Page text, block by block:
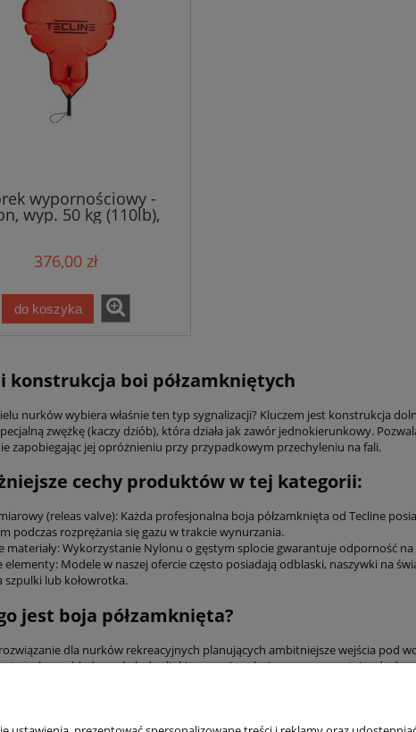
wypornościowy -
wyp. 50 kg (110lb),
pomarańczowy
376,00 zł
do koszyka
konstrukcja boi półzamkniętych
nurków wybiera właśnie ten typ sygnalizacji? Kluczem jest konstrukcja
zwężkę (kaczy dziób), która działa jak zawór jednokierunkowy.
zapobiegając jej opróżnieniu przy przypadkowym przechyleniu na fali.
cechy produktów w tej kategorii:
(releas valve): Każda profesjonalna boja półzamknięta od Tecline
podczas rozprężania się gazu w trakcie wynurzania.
materiały: Wykorzystanie Nylonu o gęstym splocie gwarantuje odporność
elementy: Modele w naszej ofercie często posiadają odblaski, naszywki na
szpulki lub kołowrotka.
jest boja półzamknięta?
dla nurków rekreacyjnych planujących ambitniejsze wejścia pod
ta wybacza błędy w obsłudze linki na powierzchni, zawsze pozostając